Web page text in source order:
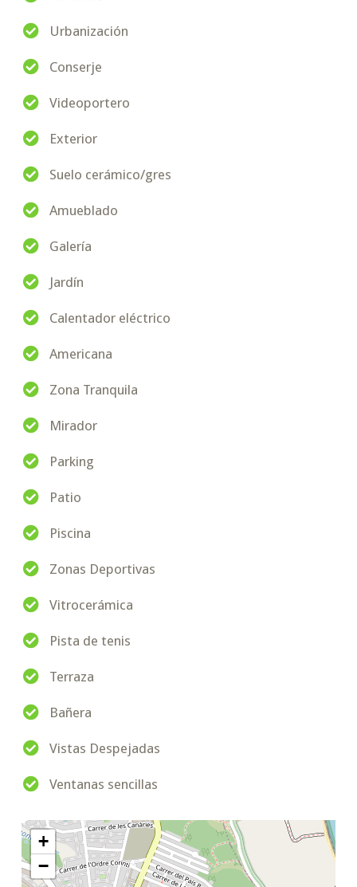
Urbanización
Conserje
Videoportero
Exterior
Suelo cerámico/gres
Amueblado
Galería
Jardín
Calentador eléctrico
Americana
Zona Tranquila
Mirador
Parking
Patio
Piscina
Zonas Deportivas
Vitrocerámica
Pista de tenis
Terraza
Bañera
Vistas Despejadas
Ventanas sencillas
+
−